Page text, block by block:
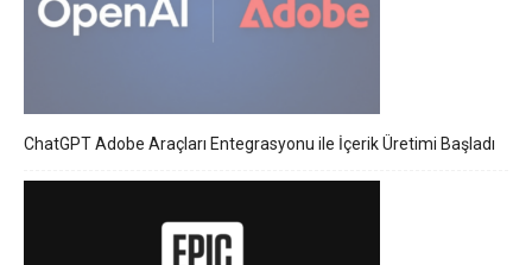
ChatGPT Adobe Araçları Entegrasyonu ile İçerik Üretimi Başladı